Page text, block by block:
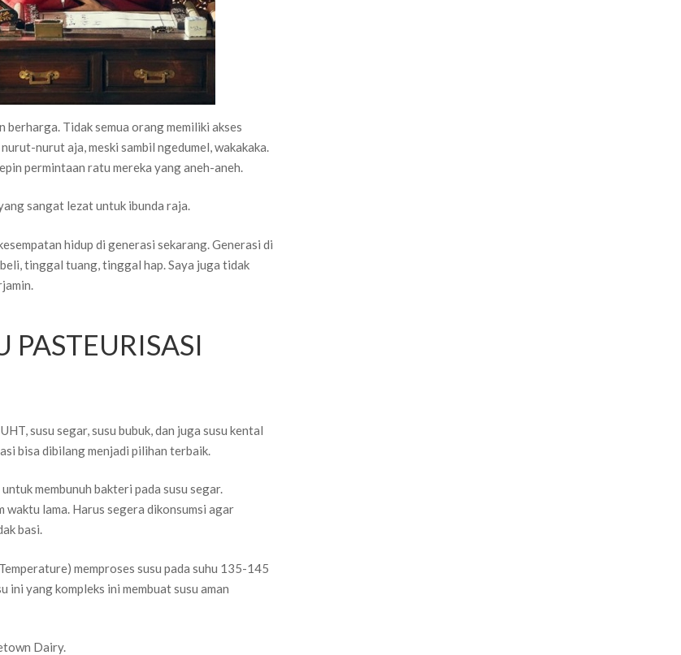
berharga. Tidak semua orang memiliki akses
nurut aja, meski sambil ngedumel, wakakaka.
permintaan ratu mereka yang aneh-aneh.
sangat lezat untuk ibunda raja.
hidup di generasi sekarang. Generasi di
tinggal tuang, tinggal hap. Saya juga tidak
PASTEURISASI
susu segar, susu bubuk, dan juga susu kental
bisa dibilang menjadi pilihan terbaik.
membunuh bakteri pada susu segar.
waktu lama. Harus segera dikonsumsi agar
basi.
memproses susu pada suhu 135-145
yang kompleks ini membuat susu aman
Dairy.